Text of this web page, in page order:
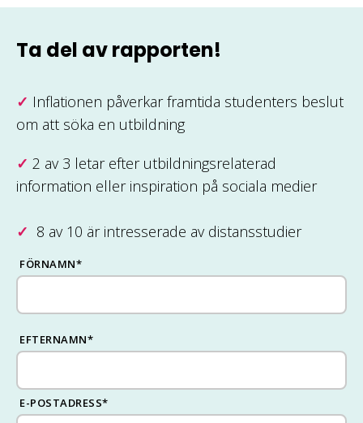
Ta del av rapporten!
✓ Inflationen påverkar framtida studenters beslut
om att söka en utbildning
✓ 2 av 3 letar efter utbildningsrelaterad
information eller inspiration på sociala medier
✓ 8 av 10 är intresserade av distansstudier
FÖRNAMN*
EFTERNAMN*
E-POSTADRESS*